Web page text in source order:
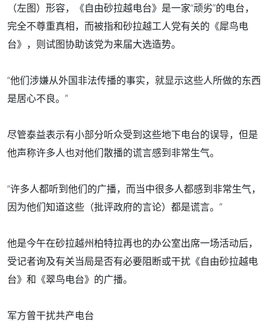
（左图）形容，《自由砂拉越电台》是一家“顽劣”的电台，
完全不尊重真相，而被指和砂拉越工人党有关的《犀鸟电
台》，则试图协助该党为来届大选造势。
“他们涉嫌从外国非法传播的事实，就显示这些人所做的东西
是居心不良。”
尽管泰益表示有小部分听众受到这些地下电台的误导，但是
他声称许多人也对他们散播的谎言感到非常生气。
“许多人都听到他们的广播，而当中很多人都感到非常生气，
因为他们知道这些（批评政府的言论）都是谎言。”
他是今午在砂拉越州柏特拉再也的办公室出席一场活动后，
受记者询及有关当局是否有必要阻断或干扰《自由砂拉越电
台》和《翠鸟电台》的广播。
军方曾干扰共产电台